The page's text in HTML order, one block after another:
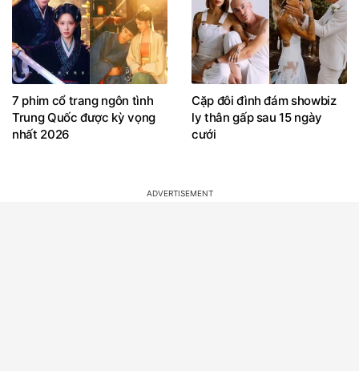
7 phim cổ trang ngôn tình
Trung Quốc được kỳ vọng
nhất 2026
Cặp đôi đình đám showbiz
ly thân gấp sau 15 ngày
cưới